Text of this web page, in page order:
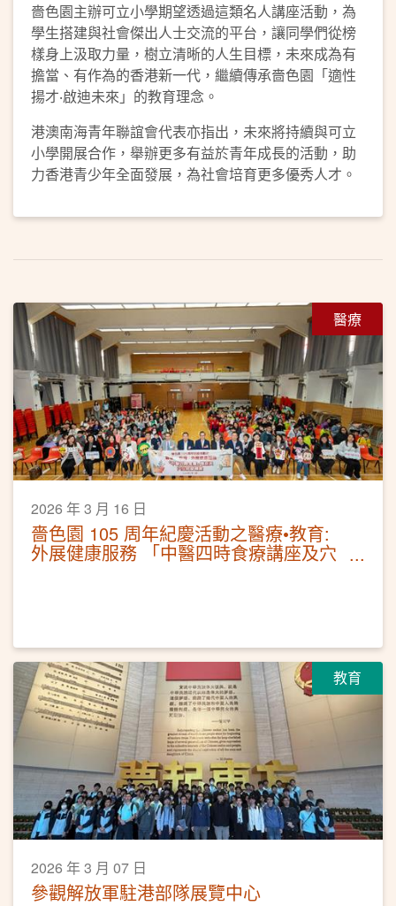
嗇色園主辦可立小學期望透過這類名人講座活動，為
學生搭建與社會傑出人士交流的平台，讓同學們從榜
樣身上汲取力量，樹立清晰的人生目標，未來成為有
擔當、有作為的香港新一代，繼續傳承嗇色園「適性
揚才‧啟迪未來」的教育理念。
港澳南海青年聯誼會代表亦指出，未來將持續與可立
小學開展合作，舉辦更多有益於青年成長的活動，助
力香港青少年全面發展，為社會培育更多優秀人才。
醫療
2026 年 3 月 16 日
嗇色園 105 周年紀慶活動之醫療•教育:
外展健康服務 「中醫四時食療講座及穴
教育
2026 年 3 月 07 日
參觀解放軍駐港部隊展覽中心